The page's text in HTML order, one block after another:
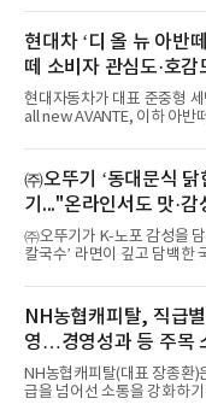
디교육, 대교, 디지
이 순으로 뒤를 이었다.7일
구창환)는 산업통상자원부
대상으로 지난 7월 7일부터
자 빅데이터 91,102,549건을
공사가 브랜드평판지수
1위에 올랐다고 밝혔다. 분
난 7월(88,893,823건) 대비
수력원자력, 한국석
현대차 ‘디 올 뉴 아반
떼 소비자 관심도·호감
현대자동차가 대표 준중형
all new AVANTE, 이하 아반
떼는 6년 만에 선보이는 8세
교한 선과 면을 중심으로 완
과거 중형 세단 수준으로 확
최고 수준의 안전성 ▲성능과
행 완성도 ▲첨단 편의 및 디
글로벌 준중형 세단의 새로
는 가솔린 2.0과 1.6 하이브
넘
㈜오뚜기 ‘동대문식 닭
기..."온라인서도 맛·감
㈜오뚜기가 K-노포 감성을
칼국수’ 라면이 깊고 담백한
혔다.‘동대문식 닭한마리 칼
소비자 호응에 힘입어 지난 7
단 18일 만에 누적 판매량 50
거두었다.이번 신제품은 개
전문점을 직접 찾아 다니며
했다. 자극적이지 않으면서
개운한 풍미를 더했으며, 국
NH농협캐피탈, 직급
영…경영성과 등 주목
NH농협캐피탈(대표 장종환)
급을 넘어선 소통을 강화하